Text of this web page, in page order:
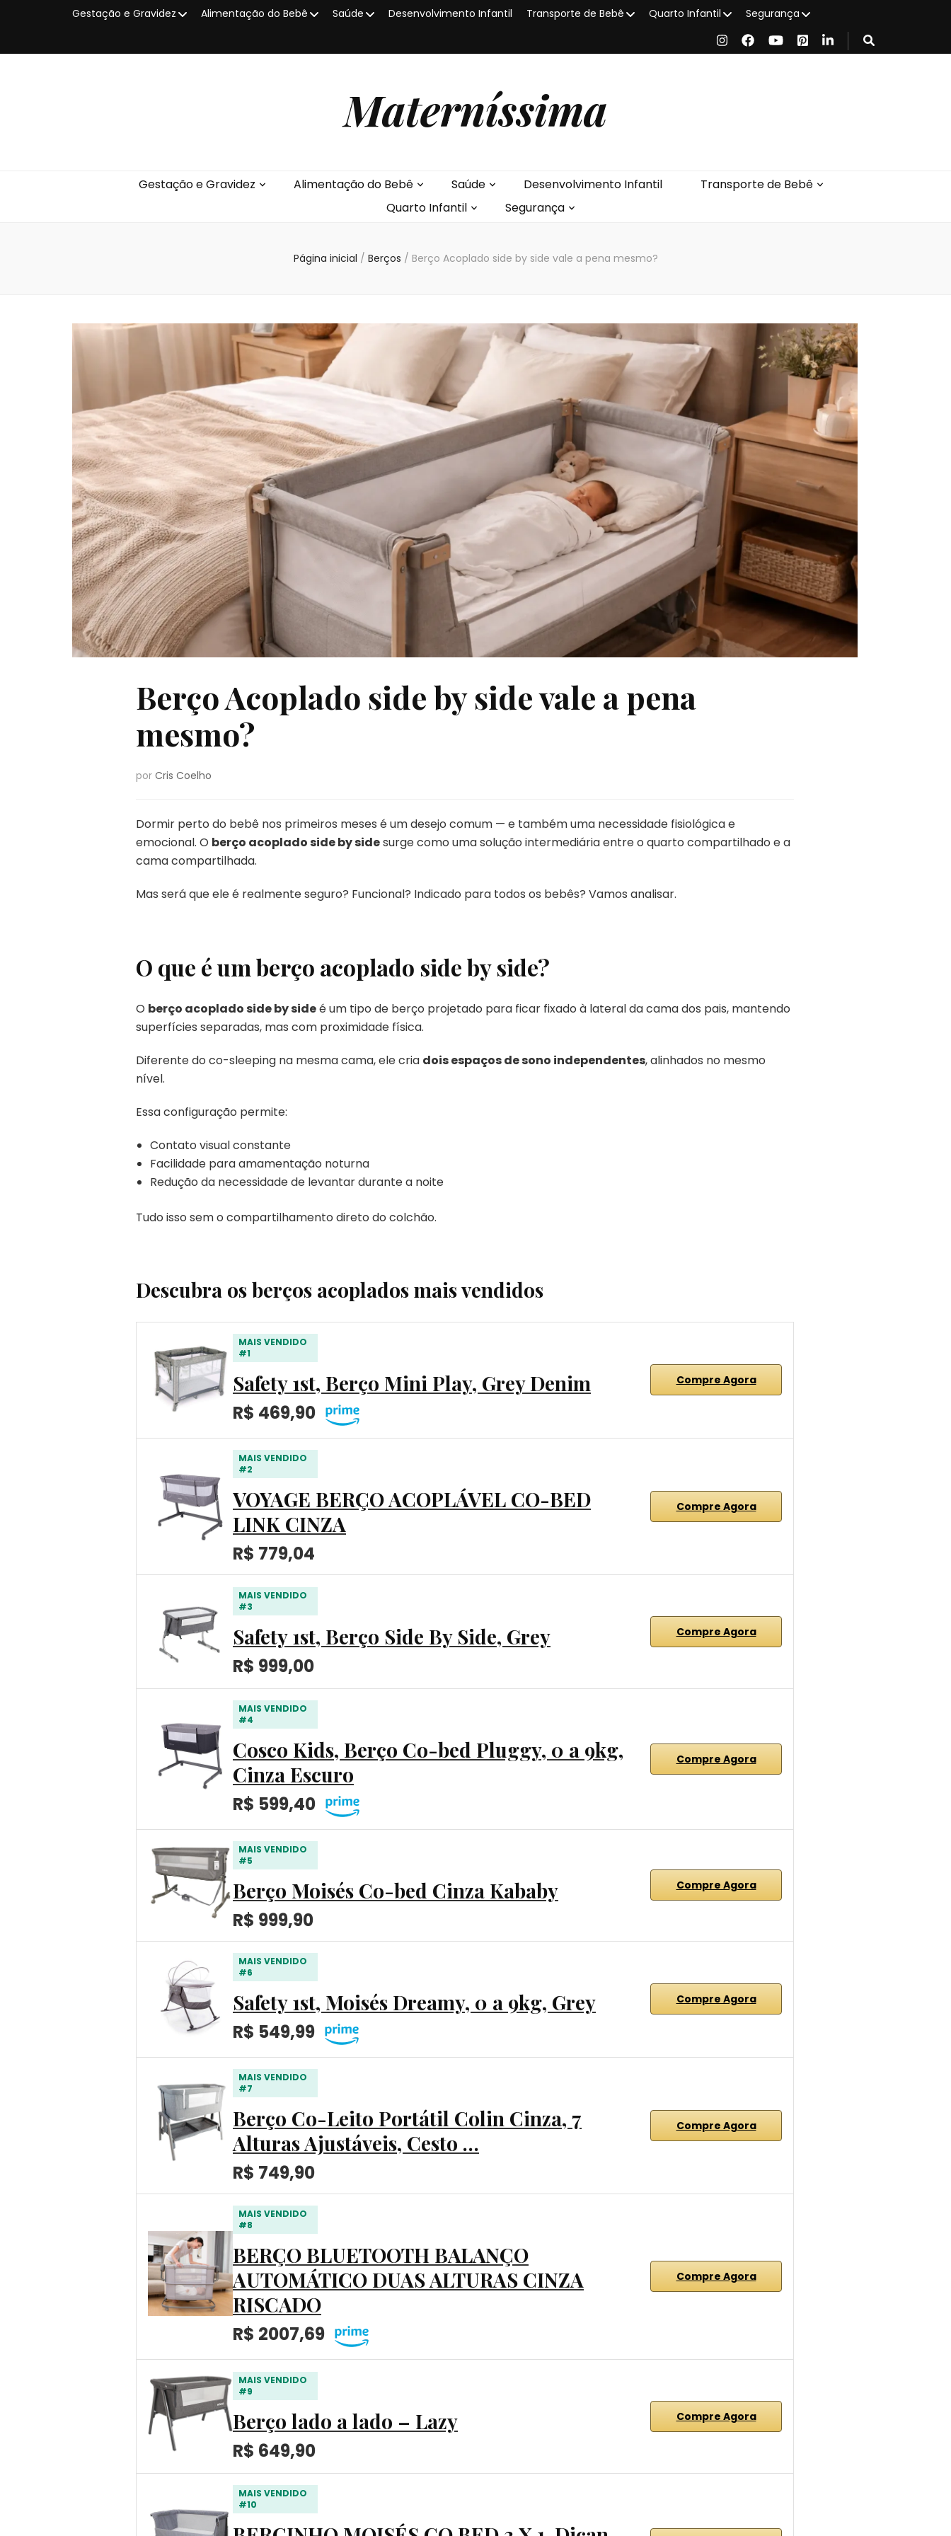
Gestação e Gravidez Alimentação do Bebê Saúde Desenvolvimento Infantil Transporte de Bebê Quarto Infantil Segurança
Materníssima
Gestação e Gravidez Alimentação do Bebê Saúde Desenvolvimento Infantil
Transporte de Bebê
Quarto Infantil
Segurança
Página inicial / Berços / Berço Acoplado side by side vale a pena mesmo?
Berço Acoplado side by side vale a pena
mesmo?
por Cris Coelho
Dormir perto do bebê nos primeiros meses é um desejo comum — e também uma necessidade fisiológica e
emocional. O berço acoplado side by sidesurge como uma solução intermediária entre o quarto compartilhado e a
cama compartilhada.
Mas será que ele é realmente seguro? Funcional? Indicado para todos os bebês? Vamos analisar.
O que é um berço acoplado side by side?
O berço acoplado side by sideé um tipo de berço projetado para ficar fixado à lateral da cama dos pais, mantendo
superfícies separadas, mas com proximidade física.
Diferente do co-sleeping na mesma cama, ele cria dois espaços de sono independentes, alinhados no mesmo
nível.
Essa configuração permite:
Contato visual constante
Facilidade para amamentação noturna
Redução da necessidade de levantar durante a noite
Tudo isso sem o compartilhamento direto do colchão.
Descubra os berços acoplados mais vendidos
MAIS VENDIDO
#1
Safety 1st, Berço Mini Play, Grey Denim
R$ 469,90
Compre Agora
MAIS VENDIDO
#2
VOYAGE BERÇO ACOPLÁVEL CO-BED
LINK CINZA
R$ 779,04
Compre Agora
MAIS VENDIDO
#3
Safety 1st, Berço Side By Side, Grey
R$ 999,00
Compre Agora
MAIS VENDIDO
#4
Cosco Kids, Berço Co-bed Pluggy, 0 a 9kg,
Cinza Escuro
R$ 599,40
Compre Agora
MAIS VENDIDO
#5
Berço Moisés Co-bed Cinza Kababy
R$ 999,90
Compre Agora
MAIS VENDIDO
#6
Safety 1st, Moisés Dreamy, 0 a 9kg, Grey
R$ 549,99
Compre Agora
MAIS VENDIDO
#7
Berço Co-Leito Portátil Colin Cinza, 7
Alturas Ajustáveis, Cesto …
R$ 749,90
Compre Agora
MAIS VENDIDO
#8
BERÇO BLUETOOTH BALANÇO
AUTOMÁTICO DUAS ALTURAS CINZA
RISCADO
R$ 2007,69
Compre Agora
MAIS VENDIDO
#9
Berço lado a lado – Lazy
R$ 649,90
Compre Agora
MAIS VENDIDO
#10